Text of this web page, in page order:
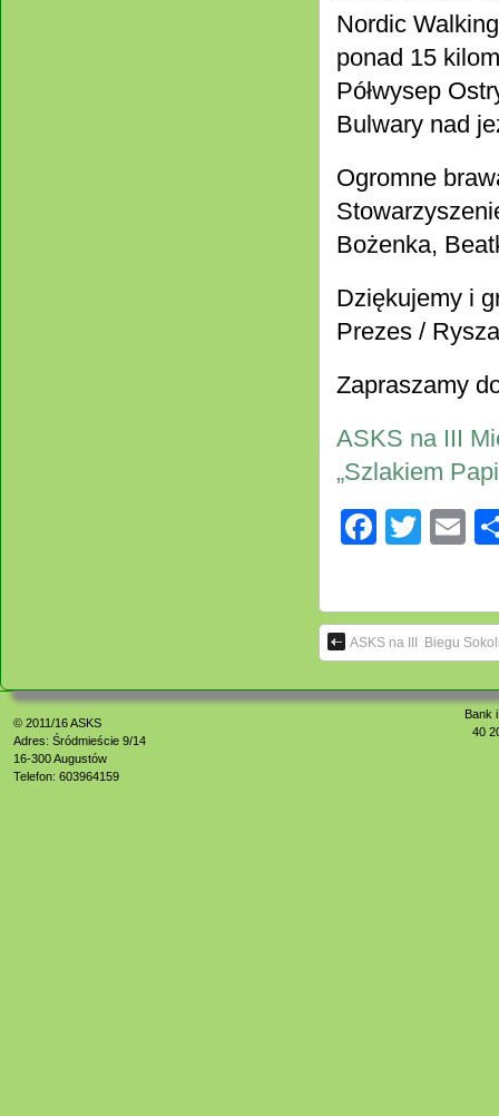
Nordic
ponad 15
Półwysep
Bulwary nad
Ogromne
Bożenka,
Dziękujemy i
Prezes /
Zapraszamy
ASKS na III
„Szlakiem
ASKS na III Biegu
© 2011/16ASKS
Adres: Śródmieście 9/14
16-300 Augustów
Telefon: 603964159
Bank
40